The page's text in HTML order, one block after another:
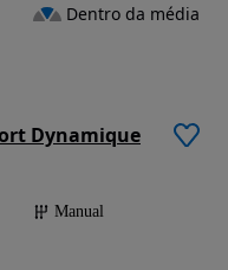
Dynamique
Manual
Dentro da média